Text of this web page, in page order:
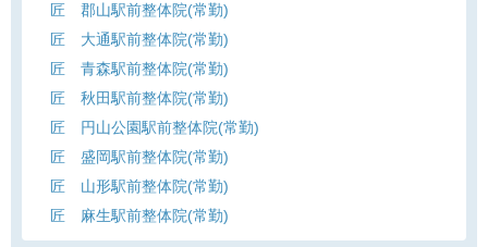
匠 郡山駅前整体院(常勤)
匠 大通駅前整体院(常勤)
匠 青森駅前整体院(常勤)
匠 秋田駅前整体院(常勤)
匠 円山公園駅前整体院(常勤)
匠 盛岡駅前整体院(常勤)
匠 山形駅前整体院(常勤)
匠 麻生駅前整体院(常勤)